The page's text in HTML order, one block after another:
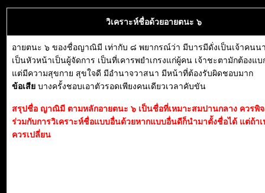
วิเคราะห์ชื่อด้วยอายตนะ ๖
อายตนะ ๖ ของชื่อญาณิมี เท่ากับ ๘ พยากรณ์ว่า มีบารมีดั่งเป็นเจ้าคนน
เป็นหัวหน้าเป็นผู้จัดการ เป็นที่เคารพยำเกรงแก่ผู้คน เจ้าชะตามักต้องแบ
แต่มีความสุขกาย สุขใจดี มีอำนาจวาสนา มีหน้าที่ต้องรับผิดชอบมาก
ข้อเสีย บางครั้งชอบเอาตัวรอดเพียงคนเดียวเวลาคับขัน
สรุปชื่อ ญาณิมี ตามหลักอายตนะ ๖ เป็นชื่อที่เหมาะสมปานกลาง ควรพิ
ร่วมกับการวิเคราะห์ชื่อแบบอื่นด้วยหากแบบอื่นดีก็นำมาตั้งชื่อได้ แต่ถ้า
ควรเปลี่ยน